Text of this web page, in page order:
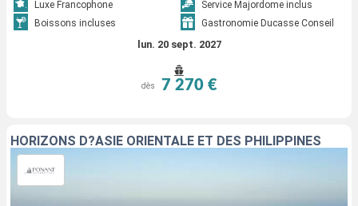
Luxe Francophone
Service Majordome inclus
Boissons incluses
Gastronomie Ducasse Conseil
lun. 20 sept. 2027
dès 7 270 €
HORIZONS D?ASIE ORIENTALE ET DES PHILIPPINES